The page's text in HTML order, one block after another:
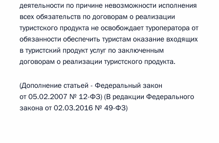
деятельности по причине невозможности исполнения
всех обязательств по договорам о реализации
туристского продукта не освобождает туроператора от
обязанности обеспечить туристам оказание входящих
в туристский продукт услуг по заключенным
договорам о реализации туристского продукта.
(Дополнение статьей - Федеральный закон
от 05.02.2007 № 12-ФЗ) (В редакции Федерального
закона от 02.03.2016 № 49-ФЗ)